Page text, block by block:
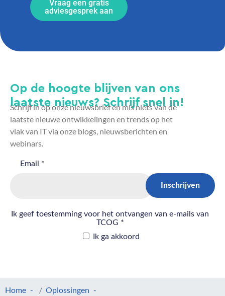
Vraag een gratis
adviesgesprek aan
Op de hoogte blijven van ons
laatste nieuws? Schrijf snel in!
Schrijf in op onze nieuwsbrief en mis niets van de
laatste nieuwe ontwikkelingen en trends op het
vlak van IT via onze blogs, nieuwsberichten en
webinars.
Home
Oplossingen